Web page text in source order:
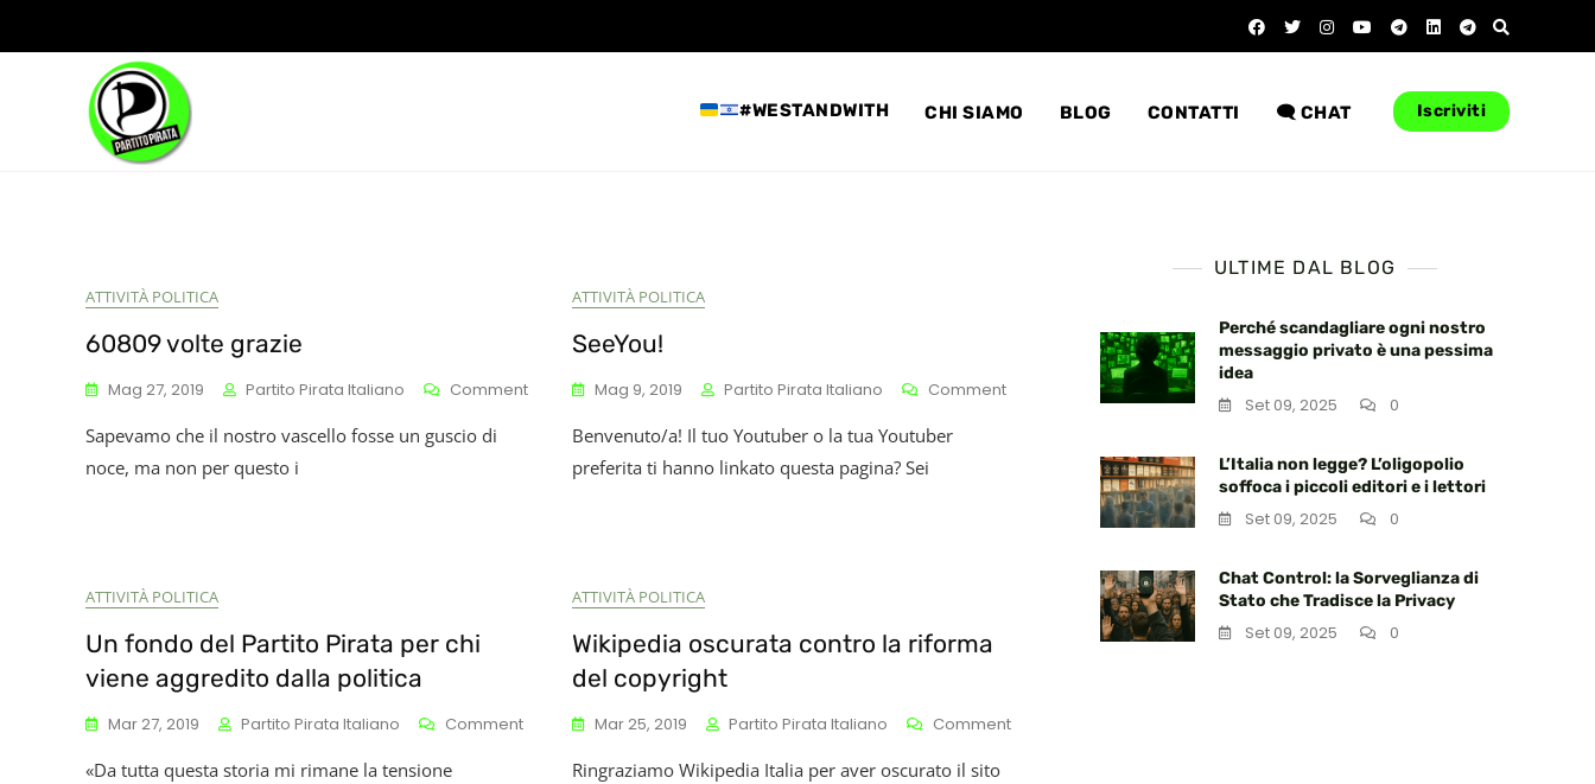
#WESTANDWITH CHI SIAMO BLOG CONTATTI 🗨️ CHAT Iscriviti
ATTIVITÀ POLITICA
60809 volte grazie
Mag 27, 2019 Partito Pirata Italiano CommentOn
Grazie
Sapevamo che il nostro vascello fosse un guscio di
noce, ma non per questo i
ATTIVITÀ POLITICA
SeeYou!
Mag 9, 2019 Partito Pirata Italiano CommentOn
Benvenuto/a! Il tuo Youtuber o la tua Youtuber
preferita ti hanno linkato questa pagina? Sei
ATTIVITÀ POLITICA
Un fondo del Partito Pirata per chi
viene aggredito dalla politica
Mar 27, 2019 Partito Pirata Italiano CommentOn
«Da tutta questa storia mi rimane la tensione
ATTIVITÀ POLITICA
Wikipedia oscurata contro la riforma
del copyright
Mar 25, 2019 Partito Pirata Italiano CommentOn
Ringraziamo Wikipedia Italia per aver oscurato il sito
ULTIME DAL BLOG
Perché scandagliare ogni nostro
messaggio privato è una pessima
idea
Set 09, 2025 0
L’Italia non legge? L’oligopolio
soffoca i piccoli editori e i lettori
Set 09, 2025 0
Chat Control: la Sorveglianza di
Stato che Tradisce la Privacy
Set 09, 2025 0